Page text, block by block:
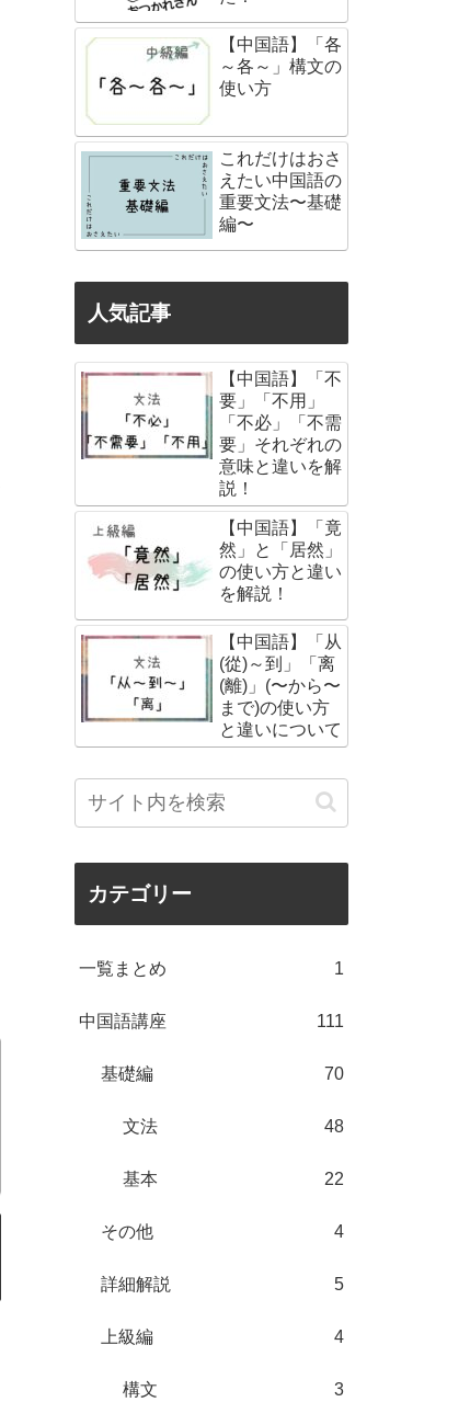
【中国語】「各
～各～」構文の
使い方
これだけはおさ
えたい中国語の
重要文法〜基礎
編〜
人気記事
【中国語】「不
要」「不用」
「不必」「不需
要」それぞれの
意味と違いを解
説！
【中国語】「竟
然」と「居然」
の使い方と違い
を解説！
【中国語】「从
(從)～到」「离
(離)」(〜から〜
まで)の使い方
と違いについて
カテゴリー
一覧まとめ 1
中国語講座 111
基礎編 70
文法 48
基本 22
その他 4
詳細解説 5
上級編 4
構文 3